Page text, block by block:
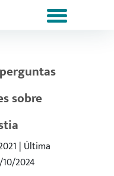
sobre
| Última
2024